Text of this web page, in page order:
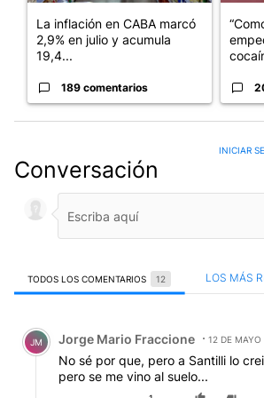
La inflación en CABA marcó
2,9% en julio y acumula
19,4...
189 comentarios
Conversación
INICIAR
TODOS LOS COMENTARIOS 12 LOS MÁS
Comentario de Jorge Mario
JM Jorge Mario Fraccione 12 DE
No sé por que, pero a Santilli lo
pero se me vino al suelo...